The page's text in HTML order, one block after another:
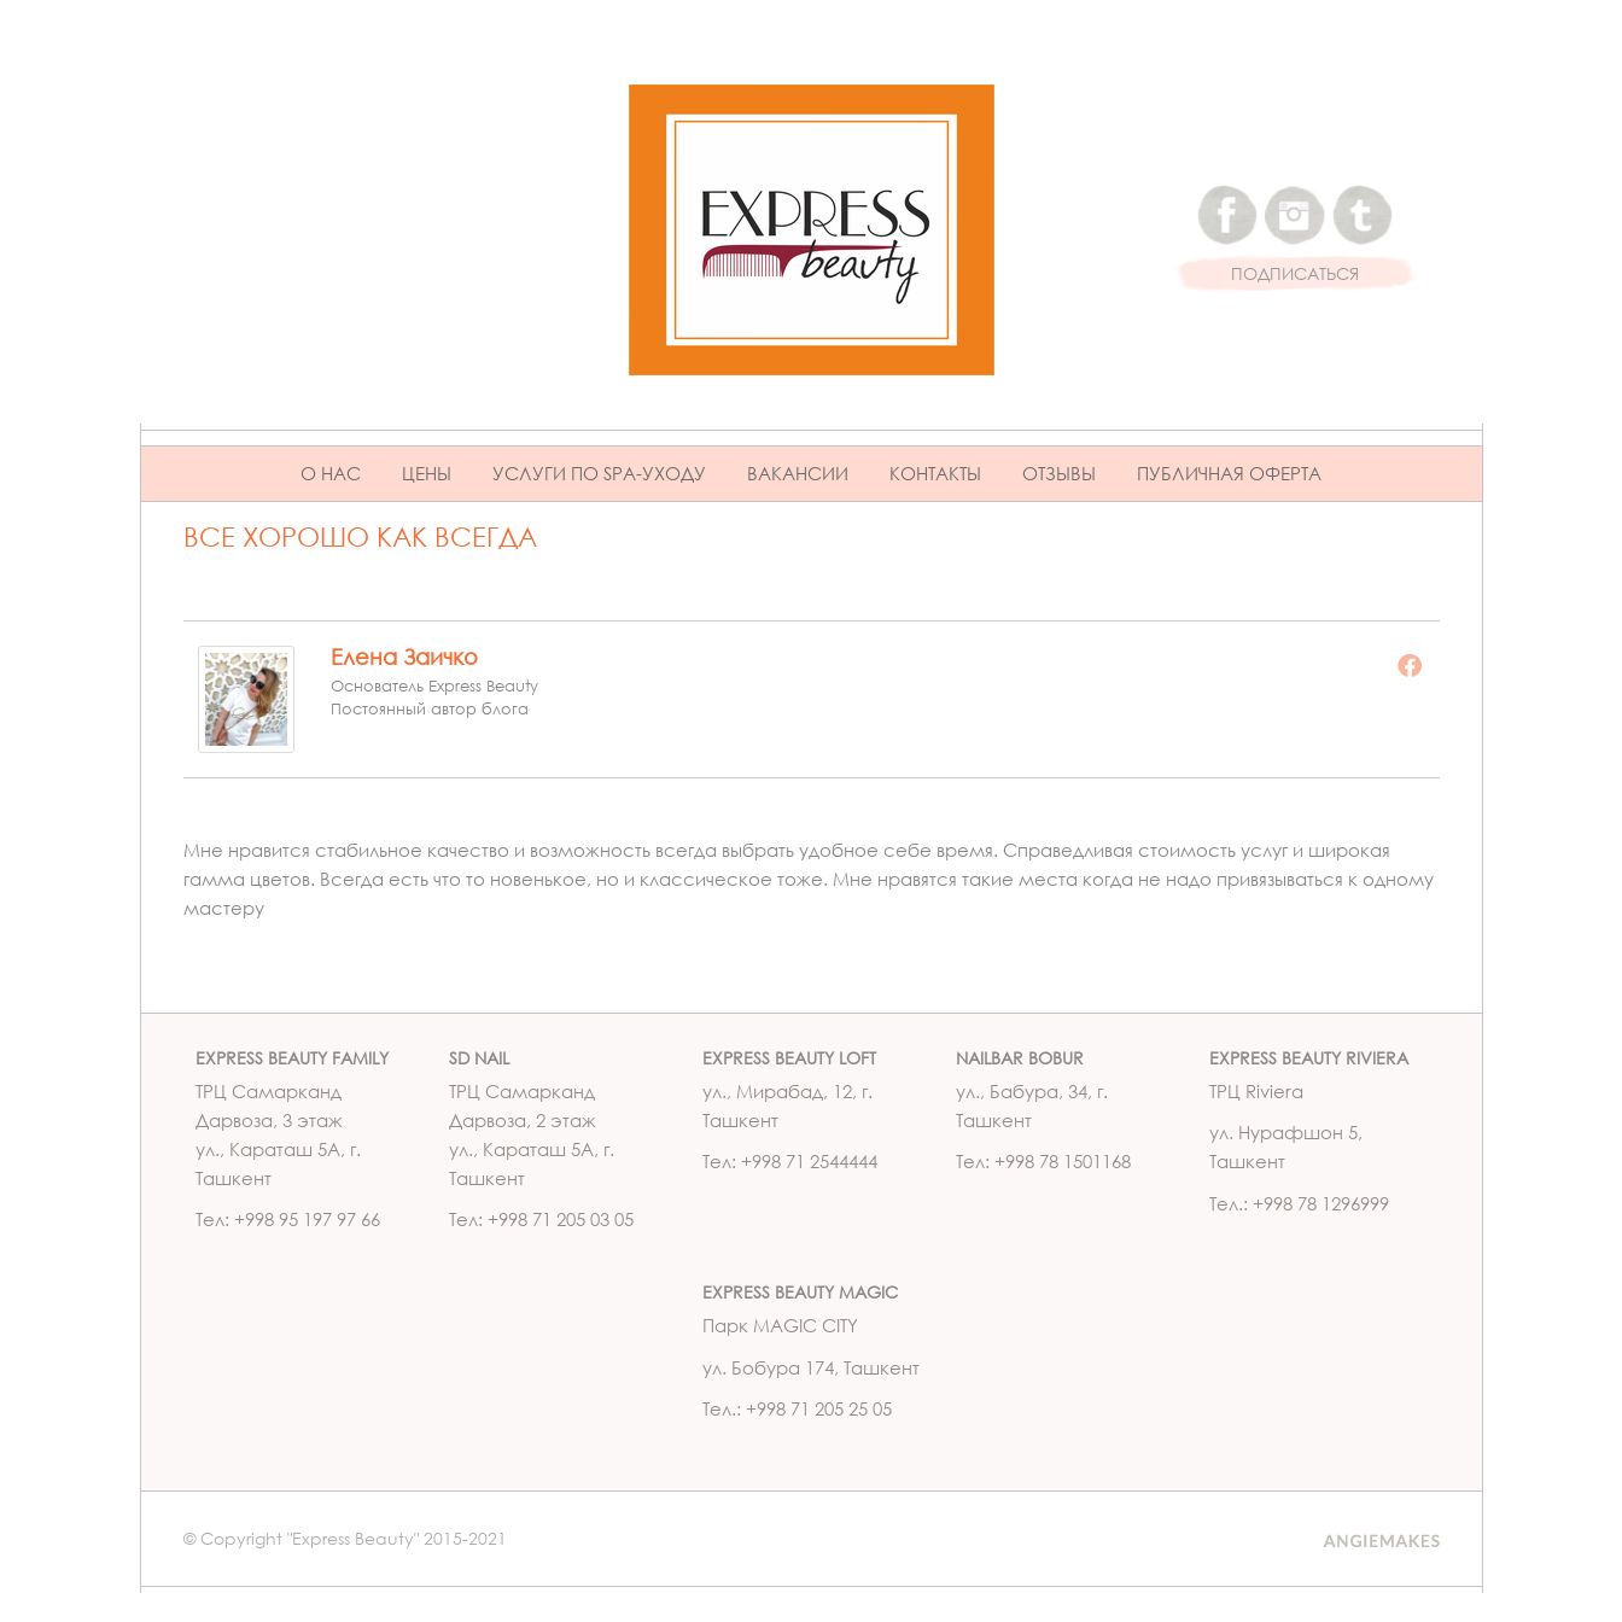
ПОДПИСАТЬСЯ
SKIP TO CONTENT
О НАС ЦЕНЫ УСЛУГИ ПО SPA-УХОДУ ВАКАНСИИ КОНТАКТЫ ОТЗЫВЫ ПУБЛИЧНАЯ ОФЕРТА
ВСЕ ХОРОШО КАК ВСЕГДА
Елена Заичко
Основатель Express Beauty
Постоянный автор блога
Мне нравится стабильное качество и возможность всегда выбрать удобное себе время. Справедливая стоимость услуг и широкая
гамма цветов. Всегда есть что то новенькое, но и классическое тоже. Мне нравятся такие места когда не надо привязываться к одному
мастеру
EXPRESS BEAUTY FAMILY
ТРЦ Самарканд
Дарвоза, 3 этаж
ул., Караташ 5А, г.
Ташкент
Тел: +998 95 197 97 66
SD NAIL
ТРЦ Самарканд
Дарвоза, 2 этаж
ул., Караташ 5А, г.
Ташкент
Тел: +998 71 205 03 05
EXPRESS BEAUTY LOFT
ул., Мирабад, 12, г.
Ташкент
Тел: +998 71 2544444
NAILBAR BOBUR
ул., Бабура, 34, г.
Ташкент
Тел: +998 78 1501168
EXPRESS BEAUTY RIVIERA
ТРЦ Riviera
ул. Нурафшон 5,
Ташкент
Тел.: +998 78 1296999
EXPRESS BEAUTY MAGIC
Парк MAGIC CITY
ул. Бобура 174, Ташкент
Тел.: +998 71 205 25 05
© Copyright "Express Beauty" 2015-2021